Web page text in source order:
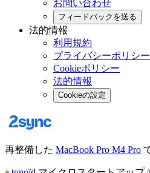
お問い合わせ
フィードバックを送る
法的情報
利用規約
プライバシーポリシー
Cookieポリシー
法的情報
Cookieの設定
再整備した MacBook Pro M4 Pro